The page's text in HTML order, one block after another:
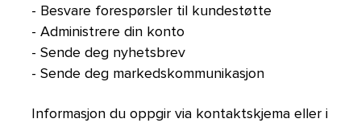
- Besvare forespørsler til kundestøtte
- Administrere din konto
- Sende deg nyhetsbrev
- Sende deg markedskommunikasjon
Informasjon du oppgir via kontaktskjema eller i